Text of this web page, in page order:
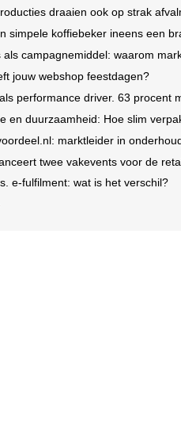
draaien ook op strak
simpele koffiebeker ineens een
als campagnemiddel: waarom
jouw webshop feestdagen?
performance driver. 63 procent
en duurzaamheid: Hoe slim
marktleider in
twee vakevents voor de
e-fulfilment: wat is het verschil?